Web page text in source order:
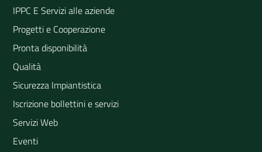
IPPC E Servizi alle aziende
Progetti e Cooperazione
Pronta disponibilità
Qualità
Sicurezza Impiantistica
Iscrizione bollettini e servizi
Servizi Web
Eventi